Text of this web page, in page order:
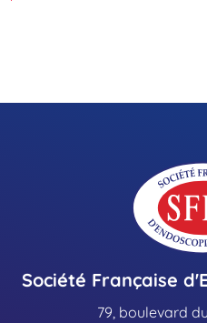
Société Française
79, boulevard